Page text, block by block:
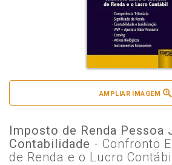
AMPLIAR IMAGEM
Imposto de Renda Pessoa
Contabilidade - Confronto
de Renda e o Lucro